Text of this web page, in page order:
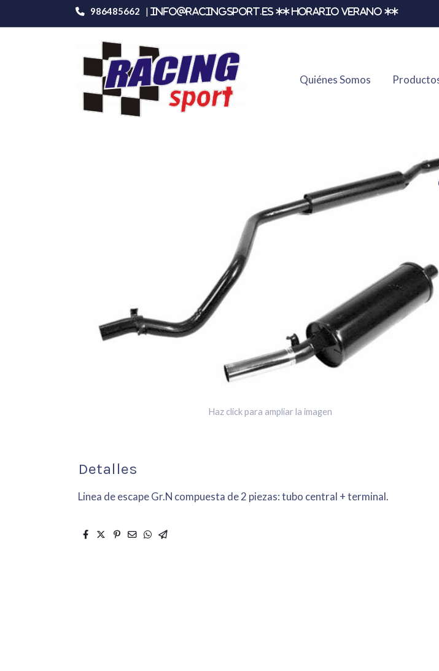
986485662 | info@racingsport.es ** HORARIO VERANO **
Quiénes Somos
Productos Omp Acero Vw Golf 1 Gti 1.6
Haz click para ampliar la imagen
Detalles
Linea de escape Gr.N compuesta de 2 piezas: tubo central + terminal.